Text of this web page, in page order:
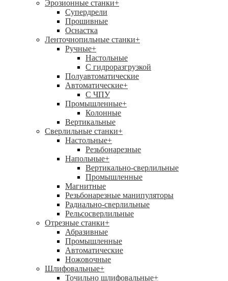
Эрозионные станки+
Супердрели
Прошивные
Оснастка
Ленточнопильные станки+
Ручные+
Настольные
С гидроразгрузкой
Полуавтоматические
Автоматические+
С ЧПУ
Промышленные+
Колонные
Вертикальные
Сверлильные станки+
Настольные+
Резьбонарезные
Напольные+
Вертикально-сверлильные
Промышленные
Магнитные
Резьбонарезные манипуляторы
Радиально-сверлильные
Рельсосверлильные
Отрезные станки+
Абразивные
Промышленные
Автоматические
Ножовочные
Шлифовальные+
Точильно шлифовальные+